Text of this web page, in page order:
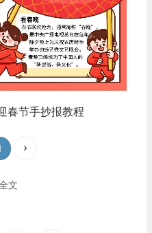
春节手抄报教程
文